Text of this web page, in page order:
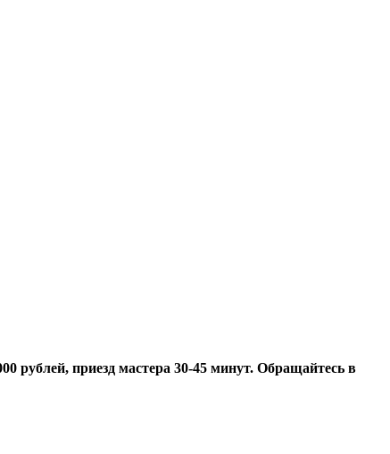
рублей, приезд мастера 30-45 минут. Обращайтесь в